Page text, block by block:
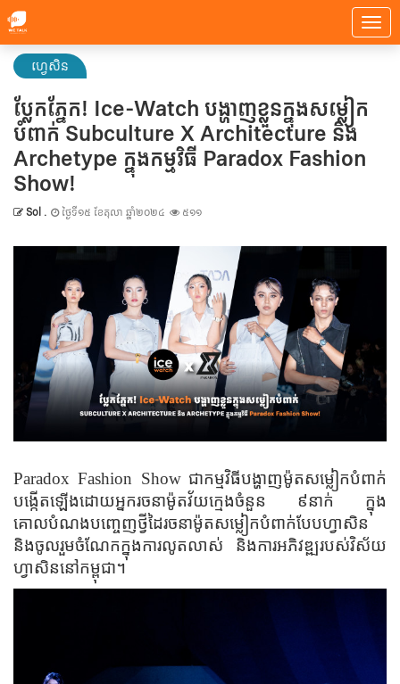
ហ្វេសិន
ប្លែកភ្នែក! Ice-Watch បង្ហាញខ្លួនក្នុងសម្លៀក
បំពាក់ Subculture X Architecture និង
Archetype ក្នុងកម្មវិធី Paradox Fashion
Show!
Sol . ថ្ងៃទី១៥ ខែតុលា ឆ្នាំ២០២៤ ៥១១
Paradox Fashion Show ជាកម្មវិធីបង្ហាញម៉ូតសម្លៀកបំពាក់
បង្កើតឡើងដោយអ្នករចនាម៉ូតវ័យក្មេងចំនួន ៩នាក់ ក្នុង
គោលបំណងបញ្ចេញថ្វីដៃរចនាម៉ូតសម្លៀកបំពាក់បែបហ្វាសិន
និងចូលរួមចំណែកក្នុងការលូតលាស់ និងការអភិវឌ្ឍរបស់វិស័យ
ហ្វាសិននៅកម្ពុជា។